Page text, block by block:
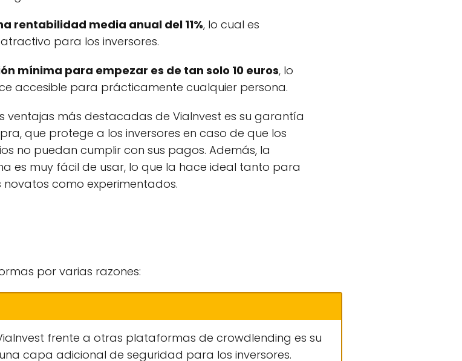
rentabilidad media anual del 11%, lo cual es
para los inversores.
mínima para empezar es de tan solo 10 euros, lo
accesible para prácticamente cualquier persona.
ventajas más destacadas de ViaInvest es su garantía
que protege a los inversores en caso de que los
no puedan cumplir con sus pagos. Además, la
es muy fácil de usar, lo que la hace ideal tanto para
novatos como experimentados.
por varias razones:
frente a otras plataformas de crowdlending es su
capa adicional de seguridad para los inversores.